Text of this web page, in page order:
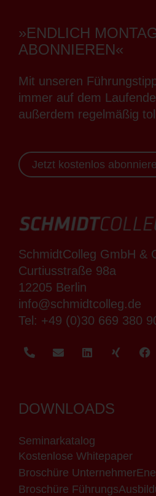
»ENDLICH
ABONNIEREN«
Mit unseren
immer auf dem
außerdem regelmäßig
Jetzt kostenlos
SchmidtColleg GmbH &
Curtiusstraße 98a
12205 Berlin
info@schmidtcolleg.de
Tel: +49 (0)30 669 380
DOWNLOADS
Seminarkatalog
Kostenlose Whitepaper
Broschüre
Broschüre